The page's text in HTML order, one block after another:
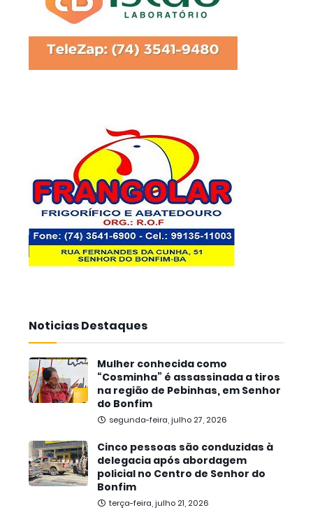
Noticias Destaques
Mulher conhecida como
“Cosminha” é assassinada a tiros
na região de Pebinhas, em Senhor
do Bonfim
segunda-feira, julho 27, 2026
Cinco pessoas são conduzidas à
delegacia após abordagem
policial no Centro de Senhor do
Bonfim
terça-feira, julho 21, 2026